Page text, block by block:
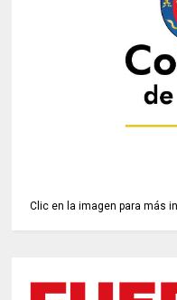
Clic en la imagen para más